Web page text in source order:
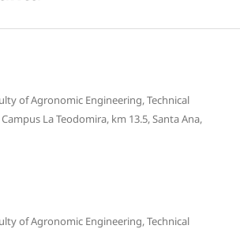
of Agronomic Engineering, Technical
La Teodomira, km 13.5, Santa Ana,
of Agronomic Engineering, Technical